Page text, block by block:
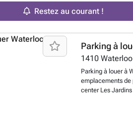
Restez au courant !
Parking à
1410 Waterloo
Parking à louer à
emplacements de
center Les
Waterloo, à
entreprises, ce
travaillez dans le